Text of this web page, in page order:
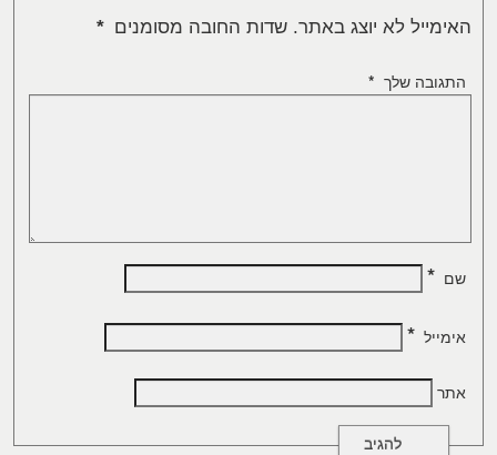
האימייל לא יוצג באתר. שדות החובה מסומנים *
התגובה שלך *
שם *
אימייל *
אתר